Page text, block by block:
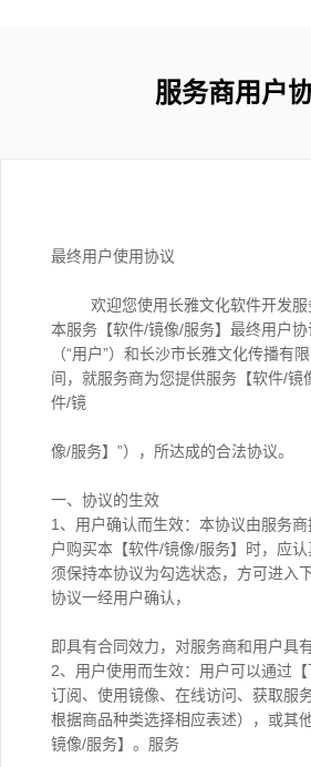
服务商用户
最终用户使用协议
欢迎您使用长雅文化软件开发服
本服务【软件/镜像/服务】最终用户协
（“用户”）和长沙市长雅文化传播有
间，就服务商为您提供服务【软件/镜
件/镜
像/服务】”），所达成的合法协议。
一、协议的生效
1、用户确认而生效：本协议由服务
户购买本【软件/镜像/服务】时，应认
须保持本协议为勾选状态，方可进入
协议一经用户确认，
即具有合同效力，对服务商和用户具
2、用户使用而生效：用户可以通过【
订阅、使用镜像、在线访问、获取服
根据商品种类选择相应表述），或其
镜像/服务】。服务